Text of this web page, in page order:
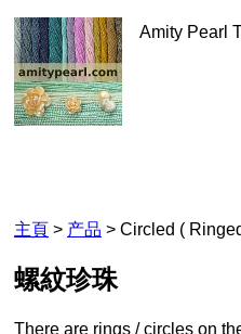
Amity
主頁 > 产品 > Circled (
螺紋珍珠
There are rings / circles on